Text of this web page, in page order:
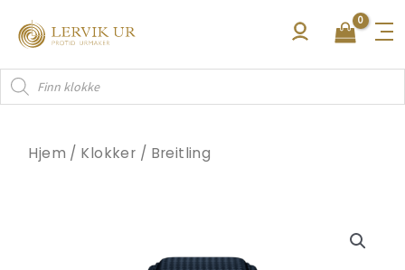
rett
innholdet
Products
search
Hjem / Klokker / Breitling